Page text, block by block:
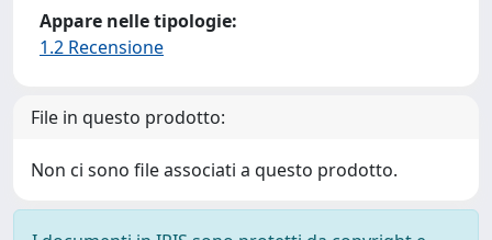
Appare nelle tipologie:
1.2 Recensione
File in questo prodotto:
Non ci sono file associati a questo prodotto.